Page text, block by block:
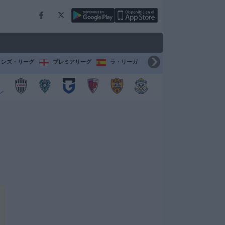
ズ・リーグ プレミアリーグ ラ・リーガ セリエ A